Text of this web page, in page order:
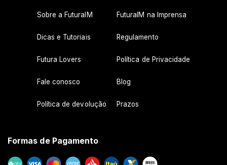
Sobre a FuturaIM FuturaIM na Imprensa
Dicas e Tutoriais Regulamento
Futura Lovers Política de Privacidade
Fale conosco Blog
Política de devolução Prazos
Formas de Pagamento